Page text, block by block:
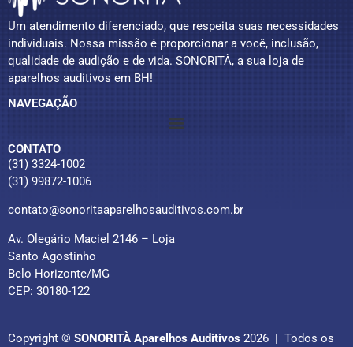
Um atendimento diferenciado, que respeita suas necessidades
individuais. Nossa missão é proporcionar a você, inclusão,
qualidade de audição e de vida. SONORITÀ, a sua loja de
aparelhos auditivos em BH!
NAVEGAÇÃO
CONTATO
(31) 3324-1002
(31) 99872-1006
contato@sonoritaaparelhosauditivos.com.br
Av. Olegário Maciel 2146 – Loja
Santo Agostinho
Belo Horizonte/MG
CEP: 30180-122
Copyright © SONORITÀ Aparelhos Auditivos 2026 | Todos os